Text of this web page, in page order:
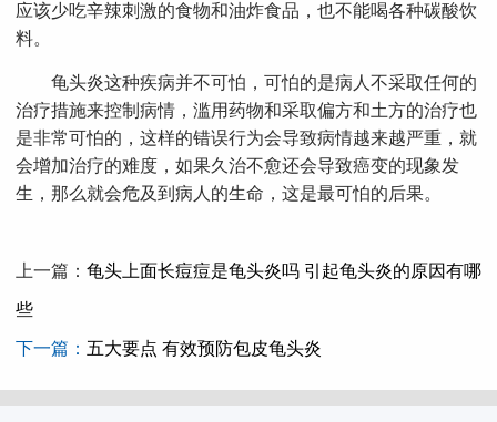
应该少吃辛辣刺激的食物和油炸食品，也不能喝各种碳酸饮
料。
龟头炎这种疾病并不可怕，可怕的是病人不采取任何的
治疗措施来控制病情，滥用药物和采取偏方和土方的治疗也
是非常可怕的，这样的错误行为会导致病情越来越严重，就
会增加治疗的难度，如果久治不愈还会导致癌变的现象发
生，那么就会危及到病人的生命，这是最可怕的后果。
上一篇： 龟头上面长痘痘是龟头炎吗 引起龟头炎的原因有哪
些
下一篇： 五大要点 有效预防包皮龟头炎